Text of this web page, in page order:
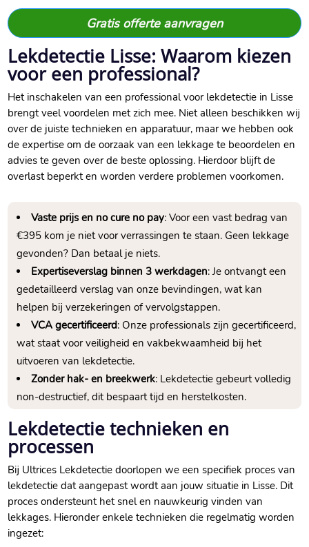
Gratis offerte aanvragen
Lekdetectie Lisse: Waarom kiezen
voor een professional?
Het inschakelen van een professional voor lekdetectie in Lisse
brengt veel voordelen met zich mee.​ Niet alleen beschikken wij
over de juiste technieken en apparatuur, maar we hebben ook
de expertise om de oorzaak van een lekkage te beoordelen en
advies te geven over de beste oplossing.​ Hierdoor blijft de
overlast beperkt en worden verdere problemen voorkomen.​
Vaste prijs en no cure no pay: Voor een vast bedrag van
€395 kom je niet voor verrassingen te staan.​ Geen lekkage
gevonden? Dan betaal je niets.​
Expertiseverslag binnen 3 werkdagen: Je ontvangt een
gedetailleerd verslag van onze bevindingen, wat kan
helpen bij verzekeringen of vervolgstappen.​
VCA gecertificeerd: Onze professionals zijn gecertificeerd,
wat staat voor veiligheid en vakbekwaamheid bij het
uitvoeren van lekdetectie.​
Zonder hak- en breekwerk: Lekdetectie gebeurt volledig
non-destructief, dit bespaart tijd en herstelkosten.​
Lekdetectie technieken en
processen
Bij Ultrices Lekdetectie doorlopen we een specifiek proces van
lekdetectie dat aangepast wordt aan jouw situatie in Lisse.​ Dit
proces ondersteunt het snel en nauwkeurig vinden van
lekkages.​ Hieronder enkele technieken die regelmatig worden
ingezet: